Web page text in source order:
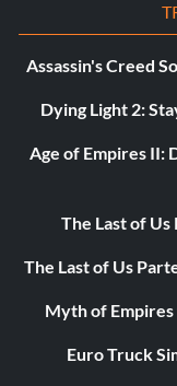
Assassin's Creed
Dying Light 2:
Age of Empires II:
The Last of
The Last of Us
Myth of
Euro Truck